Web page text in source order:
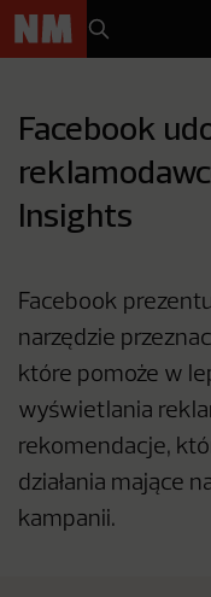
Facebook
Insights
Facebook
narzędzie
które pomoże w
wyświetlania
rekomendacje,
działania mające
kampanii.